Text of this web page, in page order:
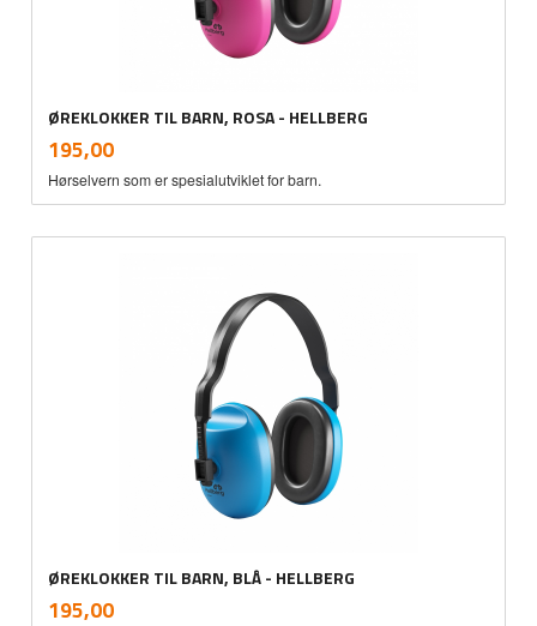
ØREKLOKKER TIL BARN, ROSA - HELLBERG
Pris
195,00mva.
Hørselvern som er spesialutviklet for barn.
ØREKLOKKER TIL BARN, BLÅ - HELLBERG
Pris
195,00mva.